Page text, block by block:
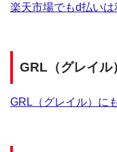
楽天市場でもd払いは
GRL（グレイル
GRL（グレイル）に